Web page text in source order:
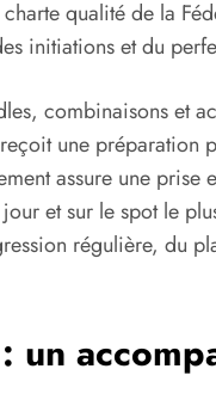
qualité de la
initiations et du
combinaisons et
une préparation
assure une
et sur le spot le
régulière, du